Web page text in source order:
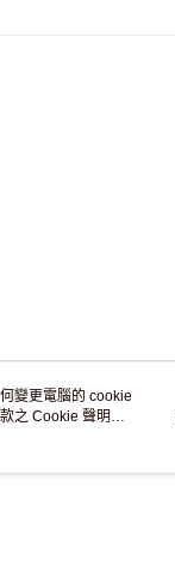
變更電腦的 cookie
之 Cookie 聲明使